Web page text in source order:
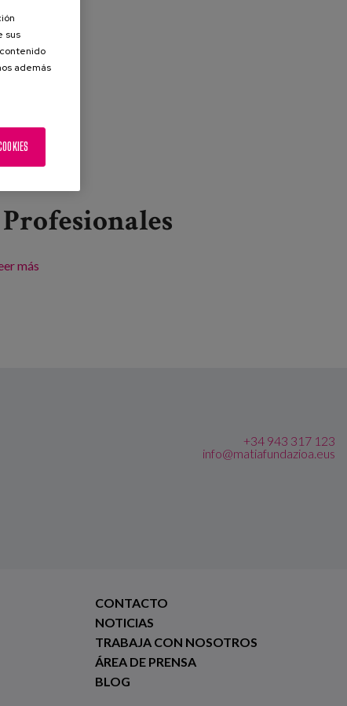
Profesionales
más
+34 943 317 123
info@matiafundazioa.eus
CONTACTO
NOTICIAS
TRABAJA CON NOSOTROS
ÁREA DE PRENSA
BLOG
sus
además